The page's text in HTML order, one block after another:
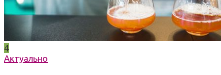
4
Актуально